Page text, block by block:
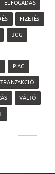
ELFOGADÁS
FIZETÉS
JOG
PIAC
TRANZAKCIÓ
VÁLTÓ